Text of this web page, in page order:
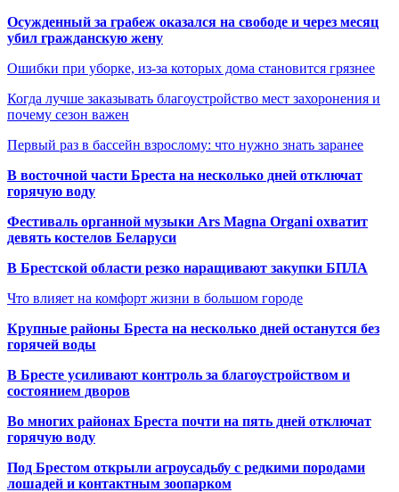
Осужденный за грабеж оказался на свободе и через месяц
убил гражданскую жену
Ошибки при уборке, из-за которых дома становится грязнее
Когда лучше заказывать благоустройство мест захоронения и
почему сезон важен
Первый раз в бассейн взрослому: что нужно знать заранее
В восточной части Бреста на несколько дней отключат
горячую воду
Фестиваль органной музыки Ars Magna Organi охватит
девять костелов Беларуси
В Брестской области резко наращивают закупки БПЛА
Что влияет на комфорт жизни в большом городе
Крупные районы Бреста на несколько дней останутся без
горячей воды
В Бресте усиливают контроль за благоустройством и
состоянием дворов
Во многих районах Бреста почти на пять дней отключат
горячую воду
Под Брестом открыли агроусадьбу с редкими породами
лошадей и контактным зоопарком